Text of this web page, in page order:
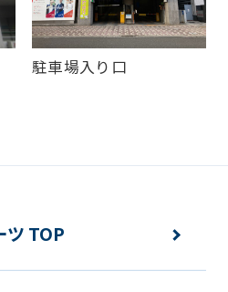
駐車場入り口
may
not
be
translation.
may
differ
ツ TOP